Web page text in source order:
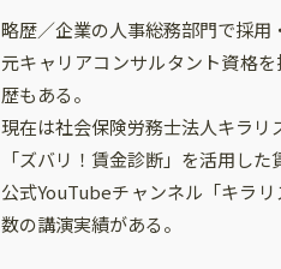
略歴／企業の人事総務部門で採用
元キャリアコンサルタント資格
歴もある。
現在は社会保険労務士法人キラリ
「ズバリ！賃金診断」を活用し
公式YouTubeチャンネル「キラ
数の講演実績がある。